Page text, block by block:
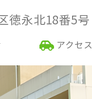
徳永北18番5号
アクセス